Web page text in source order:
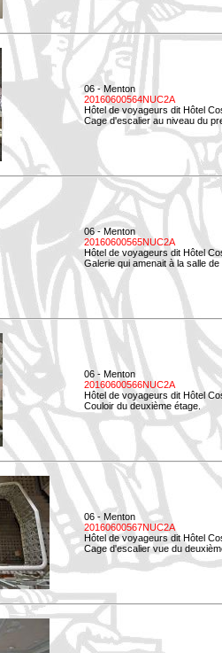
06 - Menton
20160600564NUC2A
Hôtel de voyageurs dit Hôtel
Cage d'escalier au niveau du
06 - Menton
20160600565NUC2A
Hôtel de voyageurs dit Hôtel
Galerie qui amenait à la salle
06 - Menton
20160600566NUC2A
Hôtel de voyageurs dit Hôtel
Couloir du deuxième étage.
06 - Menton
20160600567NUC2A
Hôtel de voyageurs dit Hôtel
Cage d'escalier vue du